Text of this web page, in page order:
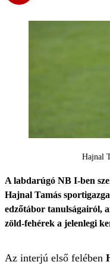
Hajnal
A labdarúgó NB I-ben
Hajnal Tamás
edzőtábor tanulságairól,
zöld-fehérek a jelenlegi
Az interjú első felében